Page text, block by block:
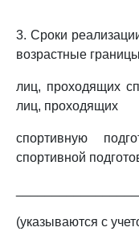
3. Сроки
возрастные границы
лиц, проходящих
лиц, проходящих
спортивную
спортивной
(указываются с